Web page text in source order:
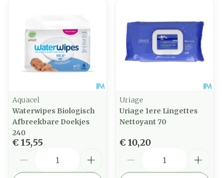
Aquacel
Waterwipes Biologisch
Afbreekbare Doekjes
240
€ 15,55
Uriage
Uriage 1ere Lingettes
Nettoyant 70
€ 10,20